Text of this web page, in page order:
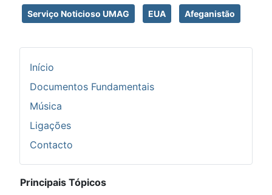
Serviço Noticioso UMAG EUA Afeganistão
Início
Documentos Fundamentais
Música
Ligações
Contacto
Principais Tópicos